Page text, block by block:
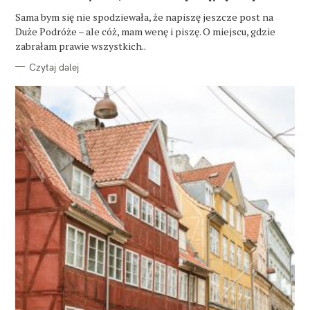
O
R
I
Sama bym się nie spodziewała, że napiszę jeszcze post na
Duże Podróże – ale cóż, mam wenę i piszę. O miejscu, gdzie
zabrałam prawie wszystkich..
Czytaj dalej